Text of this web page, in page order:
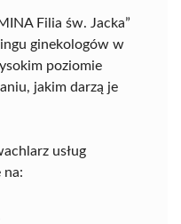
Filia św. Jacka”
ginekologów w
poziomie
jakim darzą je
usług
na: